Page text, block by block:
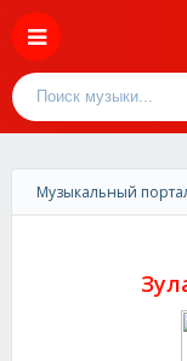
Музыкальный